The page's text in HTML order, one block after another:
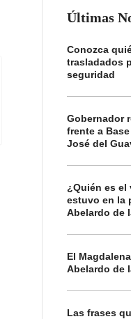
Últimas
Conozca
trasladados
seguridad
Gobernador
frente a
José del
¿Quién es el
estuvo en la
Abelardo de
El
Abelardo de
Las frases